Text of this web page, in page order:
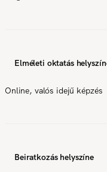
Elméleti oktatás
Online, valós idejű képzés
Beiratkozás helyszíne